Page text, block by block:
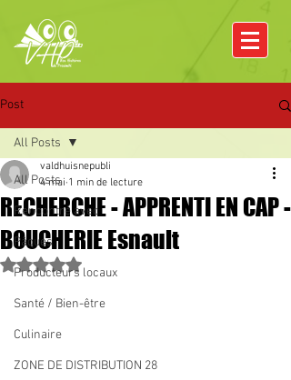
Post
All Posts
Rencontre avec
Pâques
Producteurs locaux
Santé / Bien-être
Culinaire
ZONE DE DISTRIBUTION 28
All Posts
RECHERCHE - APPRENTI EN CAP -
BOUCHERIE Esnault
valdhuisnepubli
4 mai 1 min de lecture
Noté NaN étoiles sur 5.